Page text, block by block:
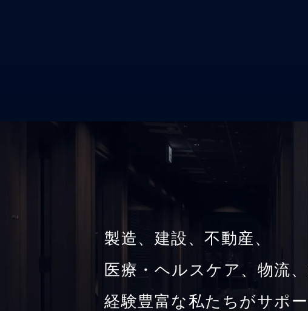
製造、建設、不動産、
医療・ヘルスケア、物流
経験豊富な私たちがサポー